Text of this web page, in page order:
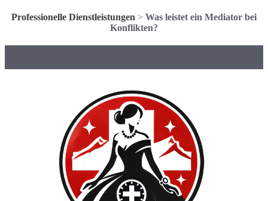
Professionelle Dienstleistungen > Was leistet ein Mediator bei
Konflikten?